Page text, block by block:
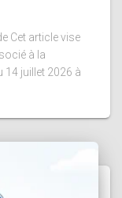
Cet article vise
à la
14 juillet 2026 à